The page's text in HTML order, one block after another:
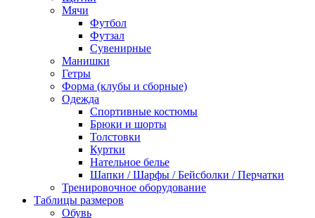
Мячи
Футбол
Футзал
Сувенирные
Манишки
Гетры
Форма (клубы и сборные)
Одежда
Спортивные костюмы
Брюки и шорты
Толстовки
Куртки
Нательное белье
Шапки / Шарфы / Бейсболки / Перчатки
Тренировочное оборудование
Таблицы размеров
Обувь